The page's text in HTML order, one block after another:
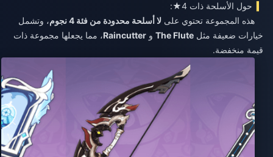
حول الأسلحة ذات 4★:
هذه المجموعة تحتوي على لا أسلحة محدودة من فئة 4 نجوم
، وتشمل
خيارات ضعيفة مثل The Flute و Raincutter، مما يجعلها مجموعة ذات
قيمة منخفضة.